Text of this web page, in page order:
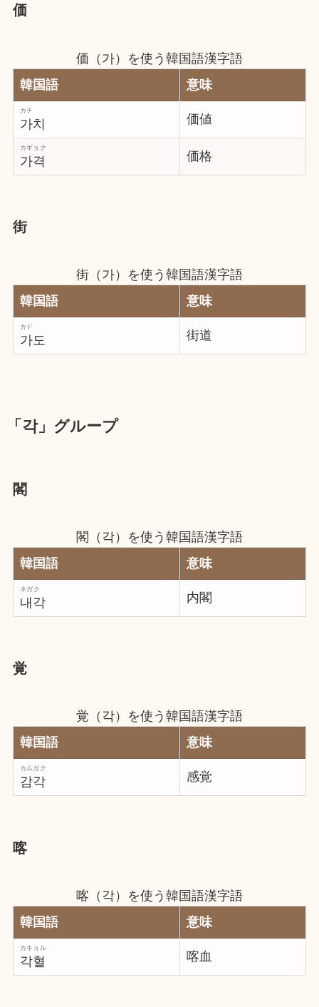
価
価（가）を使う韓国語漢字語
韓国語
意味
가치
カチ
価値
가격
カギョク
価格
街
街（가）を使う韓国語漢字語
韓国語
意味
가도
カド
街道
「각」グループ
閣
閣（각）を使う韓国語漢字語
韓国語
意味
내각
ネガク
内閣
覚
覚（각）を使う韓国語漢字語
韓国語
意味
감각
カムガク
感覚
喀
喀（각）を使う韓国語漢字語
韓国語
意味
각혈
カキョル
喀血